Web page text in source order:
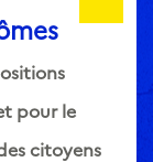
pour le
citoyens